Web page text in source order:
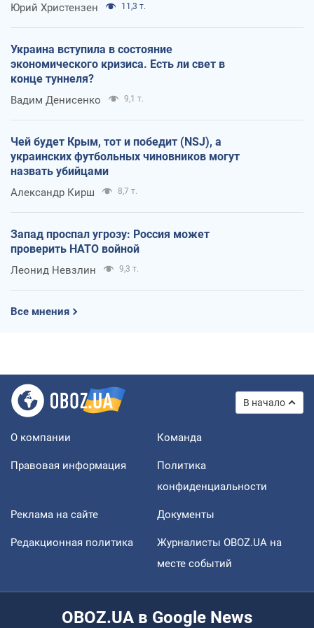
Юрий Христензен 11,3 т.
Украина вступила в состояние
экономического кризиса. Есть ли свет в
конце туннеля?
Вадим Денисенко 9,1 т.
Чей будет Крым, тот и победит (NSJ), а
украинских футбольных чиновников могут
назвать убийцами
Александр Кирш 8,7 т.
Запад проспал угрозу: Россия может
проверить НАТО войной
Леонид Невзлин 9,3 т.
Все мнения
В начало
О компании Команда
Правовая информация
Политика
конфиденциальности
Реклама на сайте Документы
Редакционная политика
Журналисты OBOZ.UA на
месте событий
OBOZ.UA в Google News